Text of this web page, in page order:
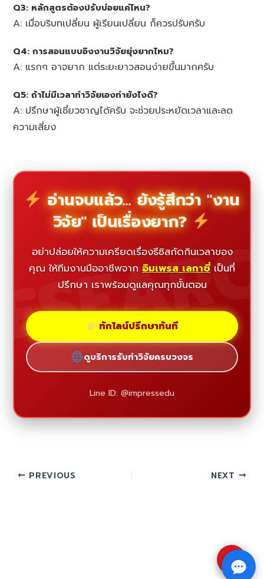
Q3: หลักสูตรต้องปรับบ่อยแค่ไหน?
A: เมื่อบริบทเปลี่ยน ผู้เรียนเปลี่ยน ก็ควรปรับครับ
Q4: การสอนแบบอิงงานวิจัยยุ่งยากไหม?
A: แรกๆ อาจยาก แต่ระยะยาวสอนง่ายขึ้นมากครับ
Q5: ถ้าไม่มีเวลาทำวิจัยเองทำยังไงดี?
A: ปรึกษาผู้เชี่ยวชาญได้ครับ จะช่วยประหยัดเวลาและลด
ความเสี่ยง
อ่านจบแล้ว... ยังรู้สึกว่า "งาน
วิจัย" เป็นเรื่องยาก?
อย่าปล่อยให้ความเครียดเรื่องธีซิสกัดกินเวลาของ
คุณ ให้ทีมงานมืออาชีพจาก อิมเพรส เลกาซี่ เป็นที่
ปรึกษา เราพร้อมดูแลคุณทุกขั้นตอน
ทักไลน์ปรึกษาทันที
ดูบริการรับทำวิจัยครบวงจร
Line ID: @impressedu
PREVIOUS NEXT
⇧